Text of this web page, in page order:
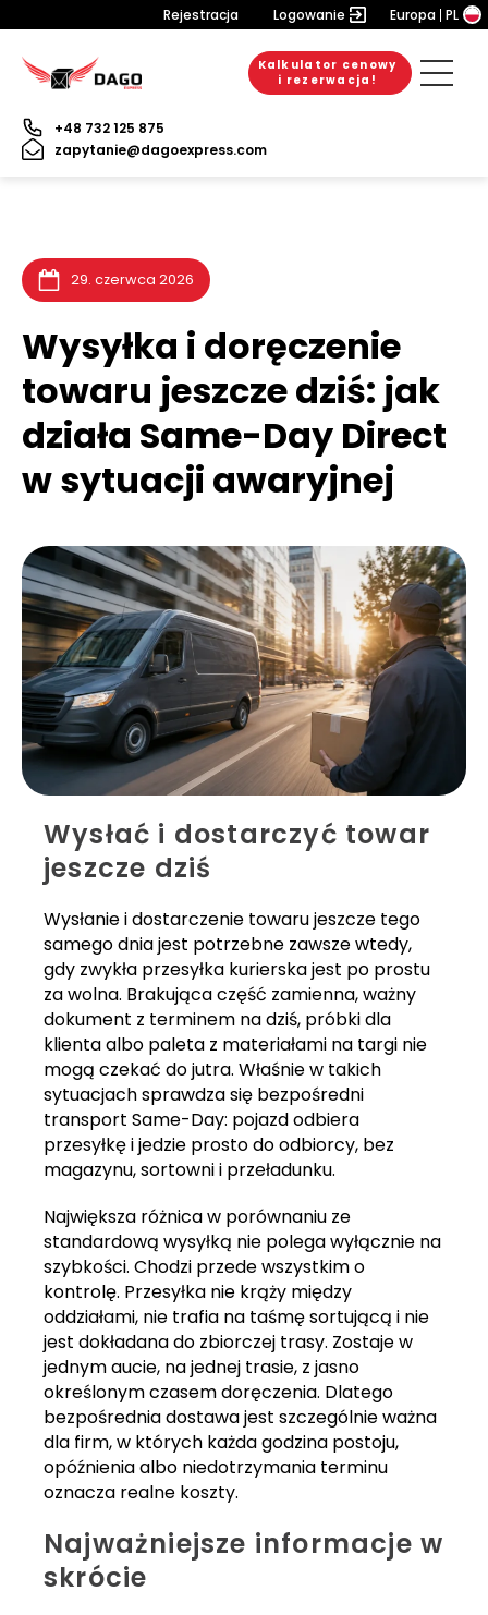
Rejestracja Logowanie Europa PL
Kalkulator cenowy
i rezerwacja!
+48 732 125 875
zapytanie@dagoexpress.com
29. czerwca 2026
Wysyłka i doręczenie
towaru jeszcze dziś: jak
działa Same-Day Direct
w sytuacji awaryjnej
Wysłać i dostarczyć towar
jeszcze dziś
Wysłanie i dostarczenie towaru jeszcze tego
samego dnia jest potrzebne zawsze wtedy,
gdy zwykła przesyłka kurierska jest po prostu
za wolna. Brakująca część zamienna, ważny
dokument z terminem na dziś, próbki dla
klienta albo paleta z materiałami na targi nie
mogą czekać do jutra. Właśnie w takich
sytuacjach sprawdza się bezpośredni
transport Same-Day: pojazd odbiera
przesyłkę i jedzie prosto do odbiorcy, bez
magazynu, sortowni i przeładunku.
Największa różnica w porównaniu ze
standardową wysyłką nie polega wyłącznie na
szybkości. Chodzi przede wszystkim o
kontrolę. Przesyłka nie krąży między
oddziałami, nie trafia na taśmę sortującą i nie
jest dokładana do zbiorczej trasy. Zostaje w
jednym aucie, na jednej trasie, z jasno
określonym czasem doręczenia. Dlatego
bezpośrednia dostawa jest szczególnie ważna
dla firm, w których każda godzina postoju,
opóźnienia albo niedotrzymania terminu
oznacza realne koszty.
Najważniejsze informacje w
skrócie
20. lipca 2026
10. lipca 2026
9. lipca 2026